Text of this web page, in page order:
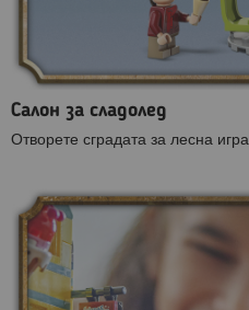
Салон за сладолед
Отворете сградата за лесна игра.